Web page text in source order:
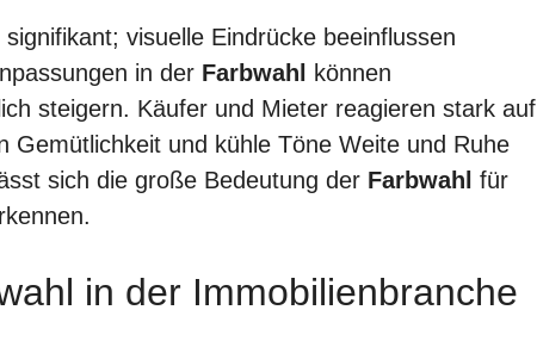
visuelle Eindrücke beeinflussen
in der Farbwahl
können
steigern. Käufer und Mieter reagieren stark auf
Gemütlichkeit und kühle Töne Weite und Ruhe
sich die große Bedeutung der Farbwahl für
in der Immobilienbranche